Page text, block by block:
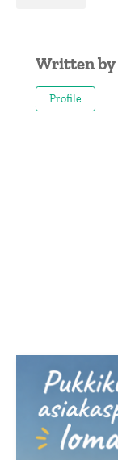
Written by
Profile